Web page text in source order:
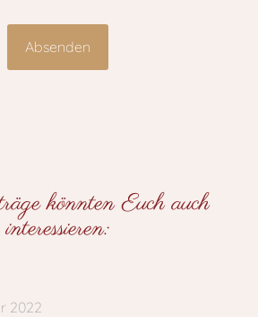
könnten Euch auch
interessieren:
2022